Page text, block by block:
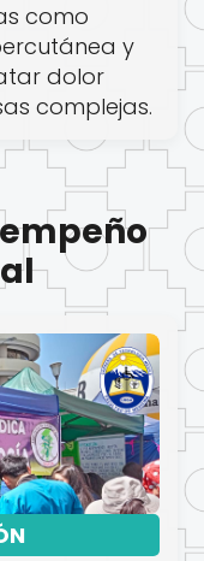
como
y
dolor
complejas.